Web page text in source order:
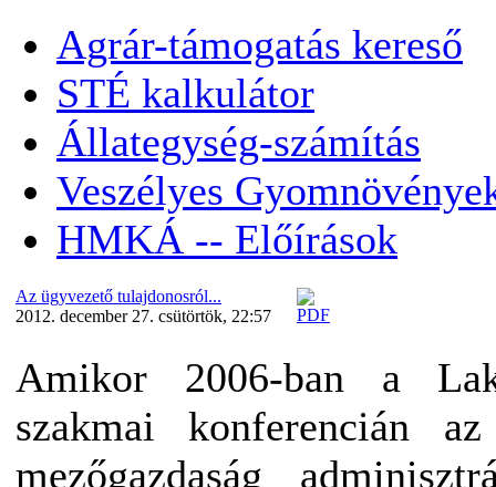
Agrár-támogatás kereső
STÉ kalkulátor
Állategység-számítás
Veszélyes
HMKÁ -- Előírások
Az ügyvezető tulajdonosról...
2012. december 27. csütörtök, 22:57
Amikor 2006-ban a
szakmai konferencián
mezőgazdaság